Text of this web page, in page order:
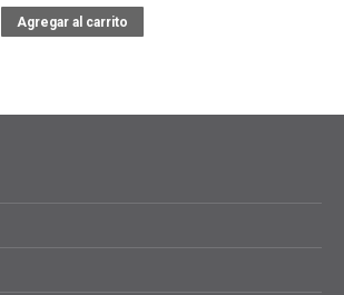
Agregar al carrito